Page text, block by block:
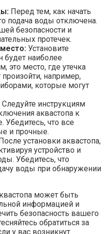
Перед тем, как начать
подача воды отключена.
безопасности и
протечек.
Установите
будет наиболее
это место, где утечка
например,
которые могут
Следуйте инструкциям
аквастопа к
Убедитесь, что все
и прочные.
После установки аквастопа,
устройство и
Убедитесь, что
воды при обнаружении
может быть
информацией и
безопасность вашего
обратиться за
у вас возникнут